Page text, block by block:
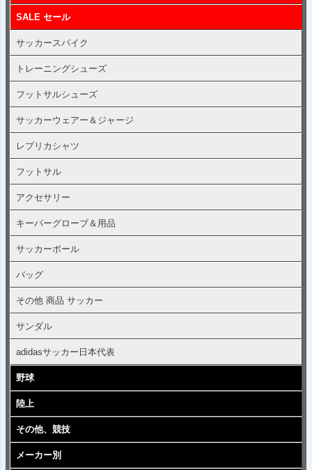
SALE セール
サッカースパイク
トレーニングシューズ
フットサルシューズ
サッカーウェアー＆ジャージ
レプリカシャツ
フットサル
アクセサリー
キーパーグローブ＆用品
サッカーボール
バッグ
その他 商品 サッカー
サンダル
adidasサッカー日本代表
野球
陸上
その他、競技
メーカー別